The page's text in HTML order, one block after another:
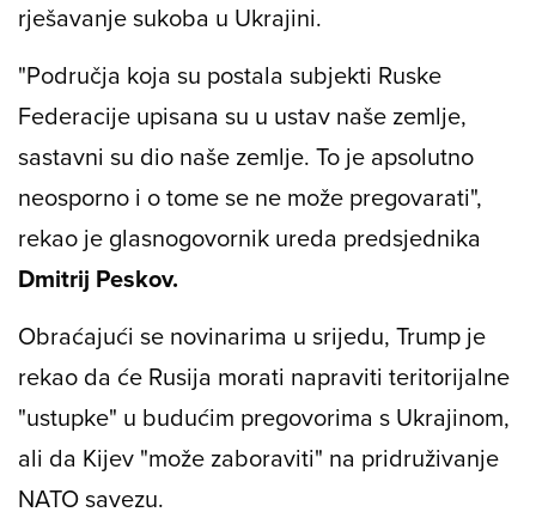
rješavanje sukoba u Ukrajini.
"Područja koja su postala subjekti Ruske
Federacije upisana su u ustav naše zemlje,
sastavni su dio naše zemlje. To je apsolutno
neosporno i o tome se ne može pregovarati",
rekao je glasnogovornik ureda predsjednika
Dmitrij Peskov.
Obraćajući se novinarima u srijedu, Trump je
rekao da će Rusija morati napraviti teritorijalne
"ustupke" u budućim pregovorima s Ukrajinom,
ali da Kijev "može zaboraviti" na pridruživanje
NATO savezu.